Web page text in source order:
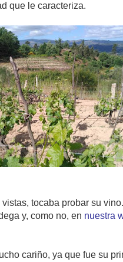
que le caracteriza.
tocaba probar su
y, como no, en nuestra
cariño, ya que fue su